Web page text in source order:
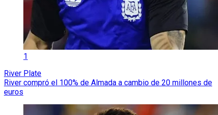
1
River Plate
River compró el 100% de Almada a cambio de 20 millones de
euros